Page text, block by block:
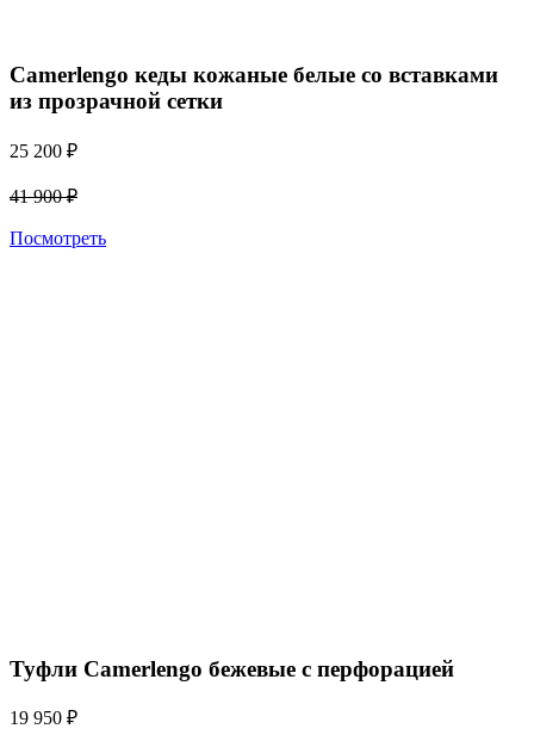
Camerlengo кеды кожаные белые сo вставками
из прозрачной сетки
25 200 ₽
41 900₽
Посмотреть
Туфли Camerlengo бежевые c перфорацией
19 950 ₽